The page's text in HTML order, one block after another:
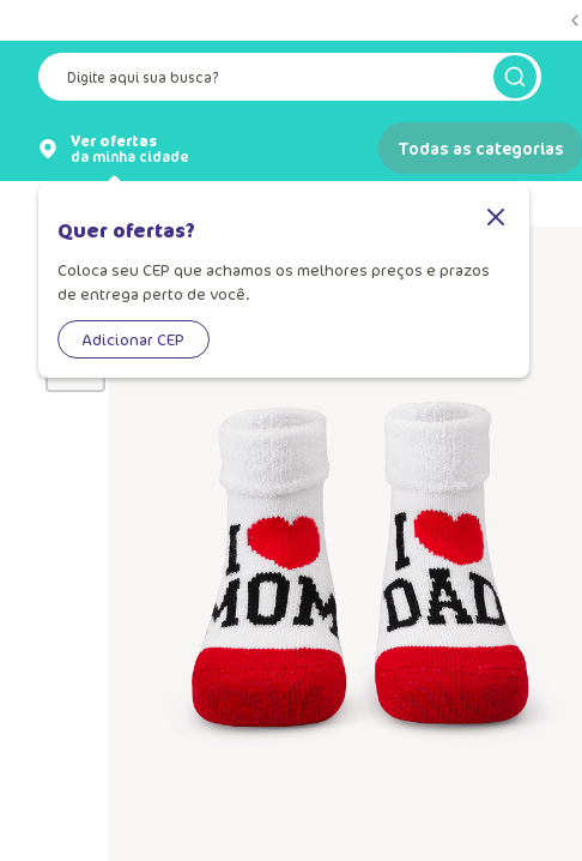
Digite aqui sua busca?
Ver ofertas
da minha cidade
Quer ofertas?
Coloca seu CEP que achamos os melhores preços e prazos
de entrega perto de você.
Adicionar CEP
Todas as categorias